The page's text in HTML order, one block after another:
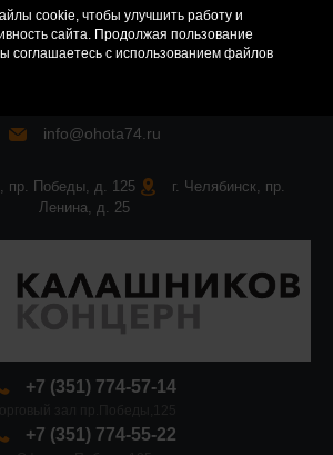
cookie, чтобы улучшить работу и
сайта. Продолжая пользование
соглашаетесь с использованием файлов
info@ohota74.ru
пр. Победы, д. 125
г. Челябинск, пр.
Ленина, д. 25
+7 (351) 774-57-14
+7 (351) 774-55-22